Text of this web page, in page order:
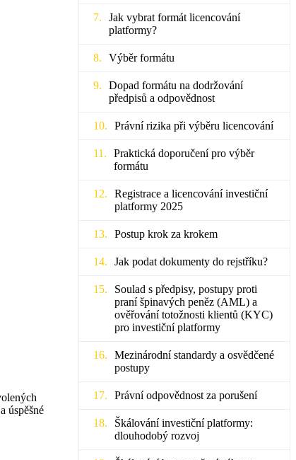
úspěšné
Jak vybrat formát licencování
platformy?
Výběr formátu
Dopad formátu na dodržování
předpisů a odpovědnost
Právní rizika při výběru licencování
Praktická doporučení pro výběr
formátu
Registrace a licencování investiční
platformy 2025
Postup krok za krokem
Jak podat dokumenty do rejstříku?
Soulad s předpisy, postupy proti
praní špinavých peněz (AML) a
ověřování totožnosti klientů (KYC)
pro investiční platformy
Mezinárodní standardy a osvědčené
postupy
Právní odpovědnost za porušení
Škálování investiční platformy:
dlouhodobý rozvoj